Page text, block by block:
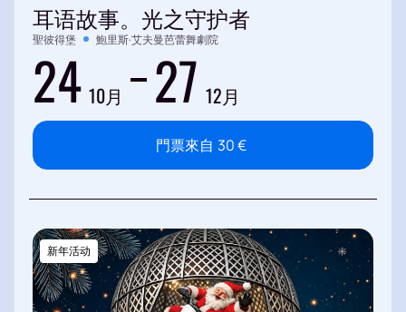
耳语故事。光之守护者
聖彼得堡 鮑里斯·艾夫曼芭蕾舞劇院
24 10月 27 12月
門票來自 30€
新年活动